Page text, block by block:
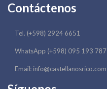
Contáctenos
Tel. (+598) 2924 6651
WhatsApp (+598) 095 193 787
Email: info@castellanosrico.com